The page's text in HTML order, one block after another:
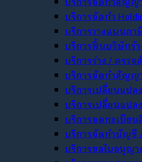
บริการจัดทำ
บริการวางแผนภ
บริการฟื้นบริษัทร้
บริการร่าง / ตรว
บริการจัดทำสัญญ
บริการเปลี่ยนแป
บริการเปลี่ยนแป
บริการจดทะเบีย
บริการจัดทำบัญชี
บริการขอใบอนุญ